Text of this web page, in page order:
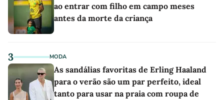
ao entrar com filho em campo meses
antes da morte da criança
3 MODA
As sandálias favoritas de Erling Haaland
para o verão são um par perfeito, ideal
tanto para usar na praia com roupa de